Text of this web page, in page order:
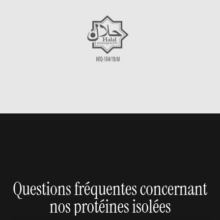
Questions fréquentes concernant
nos protéines isolées